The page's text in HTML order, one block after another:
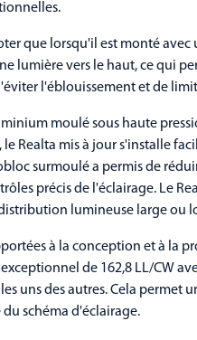
que lorsqu'il est monté
lumière vers le haut, ce qui
l'éblouissement et de
moulé sous haute
Realta mis à jour s'installe
surmoulé a permis de
précis de l'éclairage. Le
lumineuse large ou
à la conception et à la
de 162,8 LL/CW
uns des autres. Cela
schéma d'éclairage.